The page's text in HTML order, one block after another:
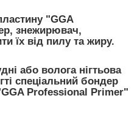
"GGA
знежирювач,
їх від пилу та жиру.
або волога нігтьова
спеціальний бондер
Professional Primer"